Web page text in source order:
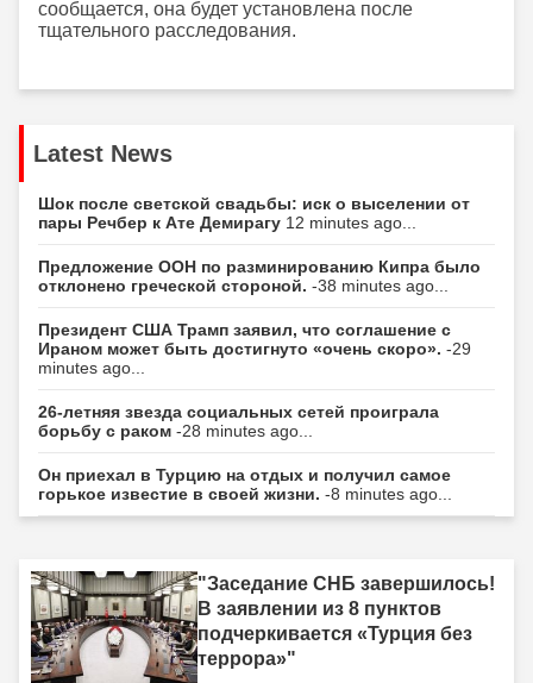
сообщается, она будет установлена после
тщательного расследования.
Latest News
Шок после светской свадьбы: иск о выселении от
пары Речбер к Ате Демирагу 12 minutes ago...
Предложение ООН по разминированию Кипра было
отклонено греческой стороной. -38 minutes ago...
Президент США Трамп заявил, что соглашение с
Ираном может быть достигнуто «очень скоро». -29
minutes ago...
26-летняя звезда социальных сетей проиграла
борьбу с раком -28 minutes ago...
Он приехал в Турцию на отдых и получил самое
горькое известие в своей жизни. -8 minutes ago...
"Заседание СНБ завершилось!
В заявлении из 8 пунктов
подчеркивается «Турция без
террора»"